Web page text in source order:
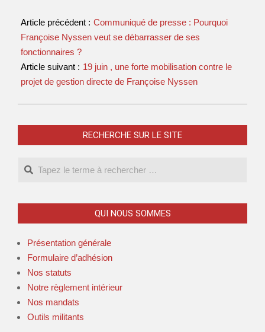
Article précédent : Communiqué de presse : Pourquoi
Françoise Nyssen veut se débarrasser de ses
fonctionnaires ?
Article suivant : 19 juin , une forte mobilisation contre le
projet de gestion directe de Françoise Nyssen
RECHERCHE SUR LE SITE
QUI NOUS SOMMES
Présentation générale
Formulaire d’adhésion
Nos statuts
Notre règlement intérieur
Nos mandats
Outils militants